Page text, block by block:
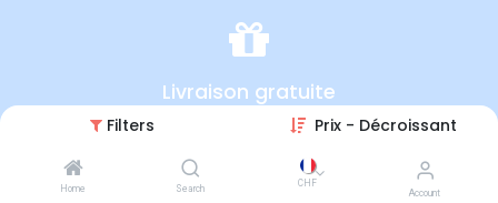
Filters Prix - Décroissant
Home Search
CHF
Account
Livraison gratuite